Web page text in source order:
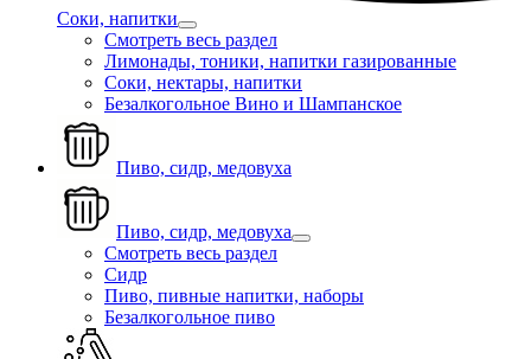
Соки, напитки
Смотреть весь раздел
Лимонады, тоники, напитки газированные
Соки, нектары, напитки
Безалкогольное Вино и Шампанское
Пиво, сидр, медовуха
Пиво, сидр, медовуха
Смотреть весь раздел
Сидр
Пиво, пивные напитки, наборы
Безалкогольное пиво